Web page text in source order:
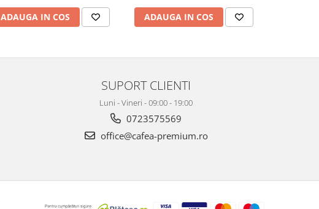
ADAUGA IN COS ADAUGA IN COS
SUPORT CLIENTI
Luni - Vineri - 09:00 - 19:00
0723575569
office@cafea-premium.ro